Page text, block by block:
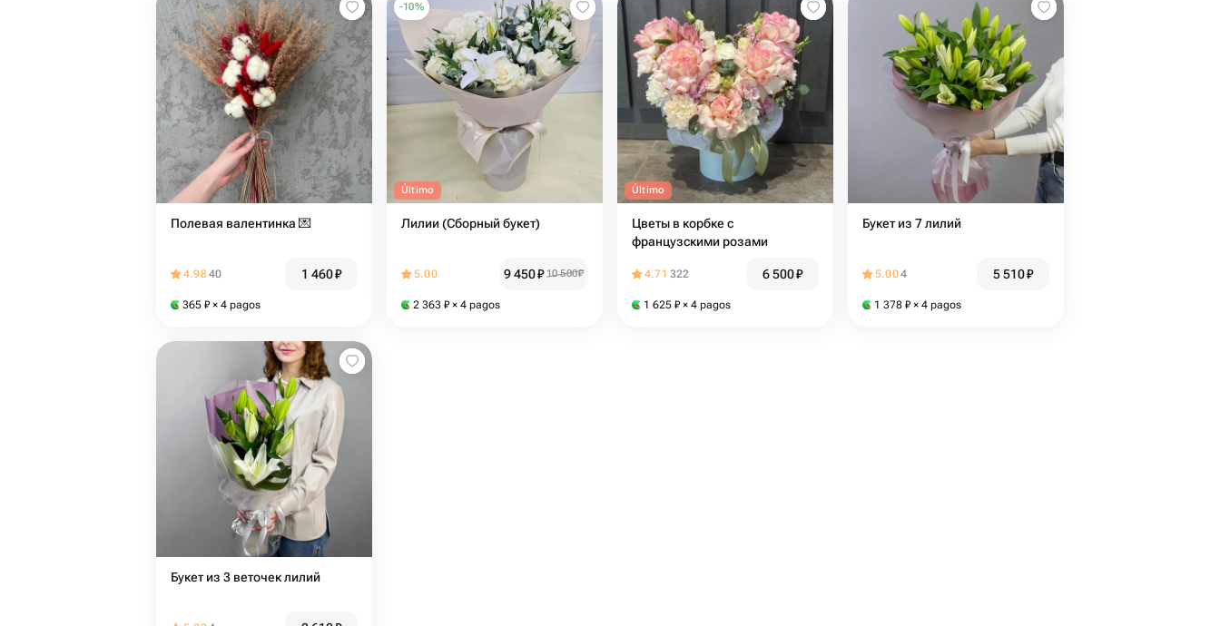
Полевая валентинка 💌
4.9840 1 460₽
365 ₽ × 4 pagos
-10%
Último
Лилии (Сборный букет)
5.00 9 450₽ 10 500₽
2 363 ₽ × 4 pagos
Último
Цветы в корбке с
французскими розами
4.71 322 6 500₽
1 625 ₽ × 4 pagos
Букет из 7 лилий
5.004 5 510₽
1 378 ₽ × 4 pagos
Букет из 3 веточек лилий